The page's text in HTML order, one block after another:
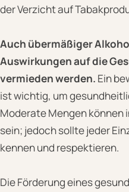
der Verzicht auf
Auch übermäßiger
Auswirkungen auf die
vermieden werden. Ein
ist wichtig, um
Moderate Mengen können
sein; jedoch sollte jeder
kennen und respektieren.
Die Förderung eines